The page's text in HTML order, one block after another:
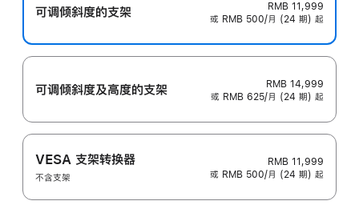
可调倾斜度的支架
RMB 11,999
或 RMB 500/月 (24 期) 起
可调倾斜度及高‍度的支‍架
RMB 14,999
或 RMB 625/月 (24 期) 起
VESA 支架转换器
不含支架
RMB 11,999
或 RMB 500/月 (24 期) 起